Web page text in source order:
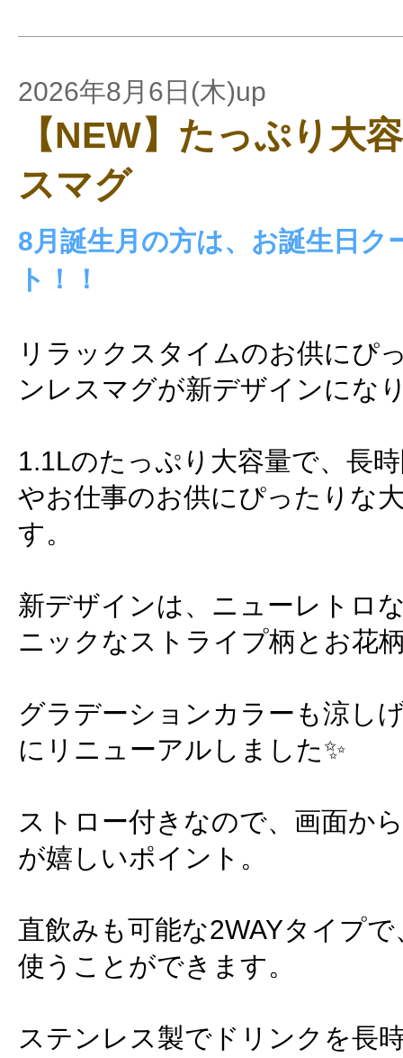
2026年8月6日(木)up
【NEW】たっぷり大
スマグ
8月誕生月の方は、お誕生日ク
ト！！
リラックスタイムのお供にぴ
ンレスマグが新デザインにな
1.1Lのたっぷり大容量で、長
やお仕事のお供にぴったりな
す。
新デザインは、ニューレトロ
ニックなストライプ柄とお花
グラデーションカラーも涼し
にリニューアルしました✨
ストロー付きなので、画面か
が嬉しいポイント。
直飲みも可能な2WAYタイプ
使うことができます。
ステンレス製でドリンクを長